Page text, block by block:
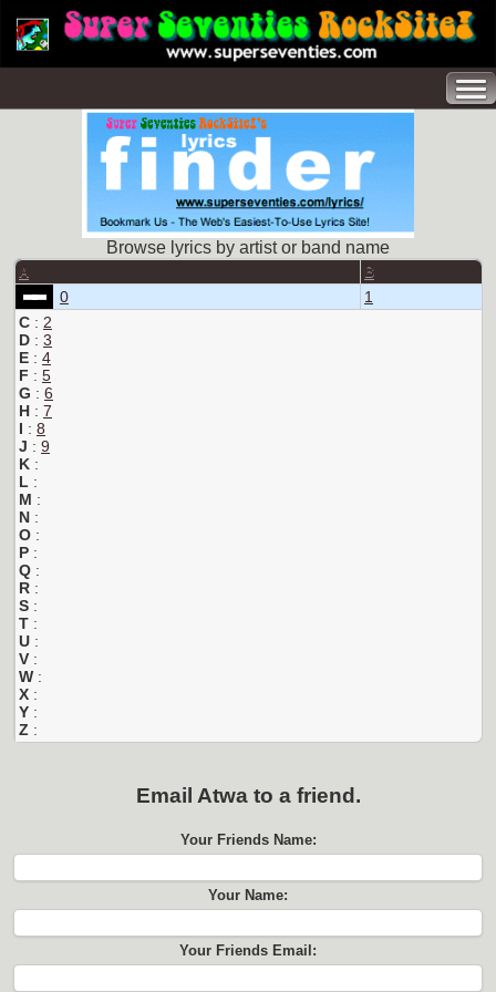
Browse lyrics by artist or band name
A B
0
1
C : 2
D : 3
E : 4
F : 5
G : 6
H : 7
I : 8
J : 9
K :
L :
M :
N :
O :
P :
Q :
R :
S :
T :
U :
V :
W :
X :
Y :
Z :
Email Atwa to a friend.
Your Friends Name:
Your Name:
Your Friends Email: